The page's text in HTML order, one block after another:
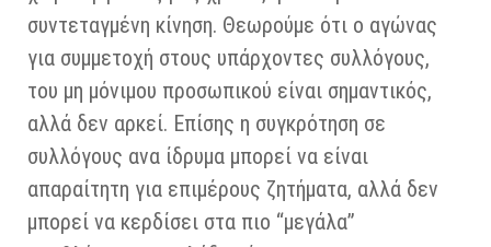
συντεταγμένη κίνηση. Θεωρούμε ότι ο αγώνας
για συμμετοχή στους υπάρχοντες συλλόγους,
του μη μόνιμου προσωπικού είναι σημαντικός,
αλλά δεν αρκεί. Επίσης η συγκρότηση σε
συλλόγους ανα ίδρυμα μπορεί να είναι
απαραίτητη για επιμέρους ζητήματα, αλλά δεν
μπορεί να κερδίσει στα πιο “μεγάλα”